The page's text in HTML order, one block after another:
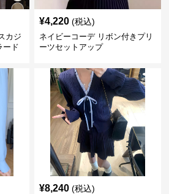
カジ
ード
¥4,220 (税込)
ネイビーコーデ リボン付きプリ
ーツセットアップ
¥8,240 (税込)